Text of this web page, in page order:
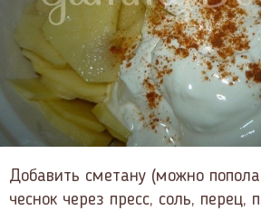
Добавить сметану (можно
чеснок через пресс, соль, перец,